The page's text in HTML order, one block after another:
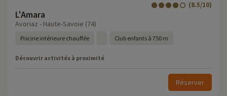
L'Amara
(8.5/10)
Avoriaz - Haute-Savoie (74)
Piscine intérieure chauffée Club enfants à 750 m
Découvrir activités à proximité
Réserver